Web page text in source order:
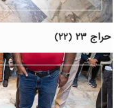
حراج ۲۳ (۲۲)